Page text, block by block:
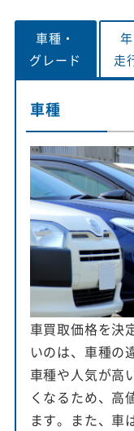
車種・
グレード
走
車種
車買取価格を決
いのは、車種の
車種や人気が高
くなるため、高
ます。また、車